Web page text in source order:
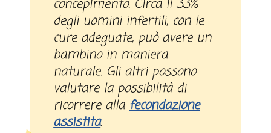
concepimento. Circa il 33%
degli uomini infertili, con le
cure adeguate, può avere un
bambino in maniera
naturale. Gli altri possono
valutare la possibilità di
ricorrere allafecondazione
assistita.